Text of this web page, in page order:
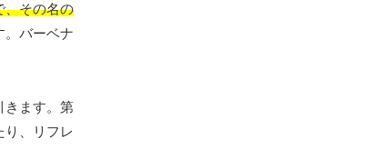
、その名の
。バーベナ
きます。第
、リフレ